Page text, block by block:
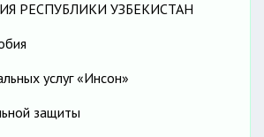
РЕСПУБЛИКИ УЗБЕКИСТАН
услуг «Инсон»
защиты